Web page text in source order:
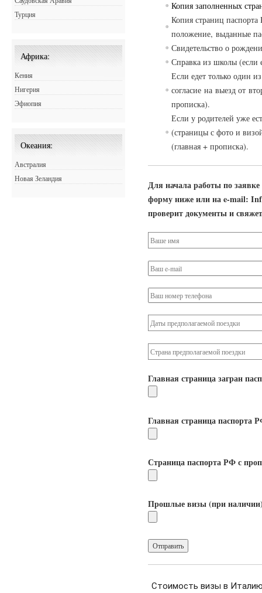
Копия заполненных
Копия страниц
положение,выданные
Свидетельство о
Справка из школы (если
Если едет только один
согласиена выезд отв
прописка).
Если у родителей уже
(страницы с фото и
(главная + прописка).
Для начала работы по
форму ниже или на e-mail:
проверит документы и
Главная страница загран
Главная страница паспорта
Страница паспорта РФ с
Прошлые визы (при
Турция
Африка:
Кения
Нигерия
Эфиопия
Океания:
Австралия
Новая Зеландия